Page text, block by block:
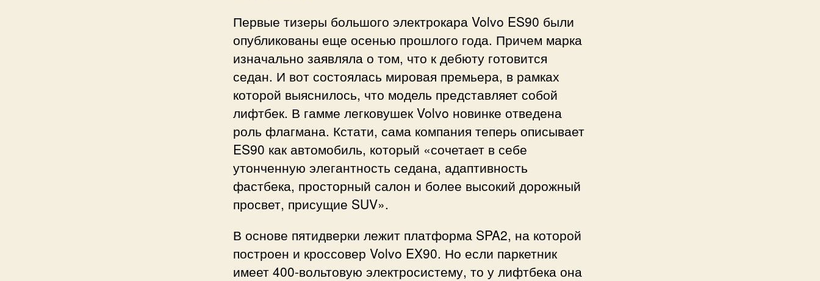
Первые тизеры большого электрокара Volvo ES90 были
опубликованы еще осенью прошлого года. Причем марка
изначально заявляла о том, что к дебюту готовится
седан. И вот состоялась мировая премьера, в рамках
которой выяснилось, что модель представляет собой
лифтбек. В гамме легковушек Volvo новинке отведена
роль флагмана. Кстати, сама компания теперь описывает
ES90 как автомобиль, который «сочетает в себе
утонченную элегантность седана, адаптивность
фастбека, просторный салон и более высокий дорожный
просвет, присущие SUV».
В основе пятидверки лежит платформа SPA2, на которой
построен и кроссовер Volvo EX90. Но если паркетник
имеет 400-вольтовую электросистему, то у лифтбека она